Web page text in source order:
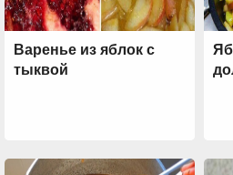
Варенье из яблок с
тыквой